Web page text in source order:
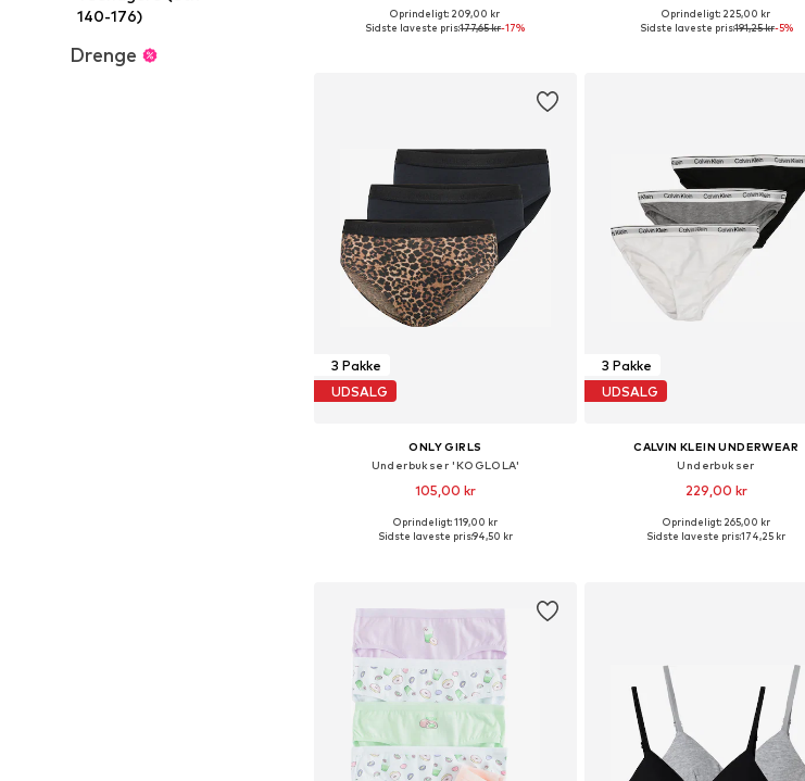
140-176)
Drenge
Fås i mange størrelser
Oprindeligt: 209,00 kr
Sidste laveste pris:177,65 kr-17%
Oprindeligt: 225,00 kr
Sidste laveste pris:191,25 kr-5%
3 Pakke
UDSALG
ONLY GIRLS
Underbukser 'KOGLOLA'
105,00 kr
Oprindeligt: 119,00 kr
Sidste laveste pris:94,50 kr
3 Pakke
UDSALG
CALVIN KLEIN UNDERWEAR
Underbukser
229,00 kr
Tilgængelige størrelser: 128-140
Oprindeligt: 265,00 kr
Sidste laveste pris:174,25 kr